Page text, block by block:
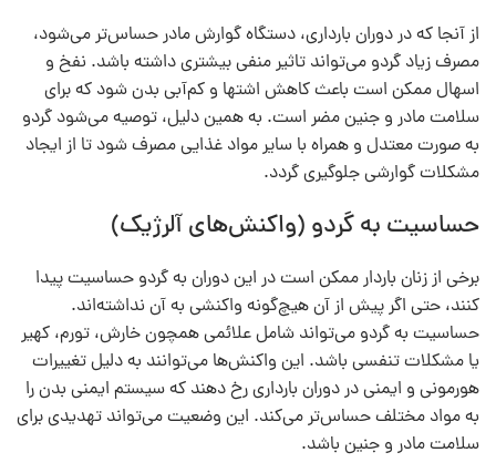
از آنجا که در دوران بارداری، دستگاه گوارش مادر حساس‌تر می‌شود،
مصرف زیاد گردو می‌تواند تاثیر منفی بیشتری داشته باشد. نفخ و
اسهال ممکن است باعث کاهش اشتها و کم‌آبی بدن شود که برای
سلامت مادر و جنین مضر است. به همین دلیل، توصیه می‌شود گردو
به صورت معتدل و همراه با سایر مواد غذایی مصرف شود تا از ایجاد
مشکلات گوارشی جلوگیری گردد.
حساسیت به گردو (واکنش‌های آلرژیک)
برخی از زنان باردار ممکن است در این دوران به گردو حساسیت پیدا
کنند، حتی اگر پیش از آن هیچ‌گونه واکنشی به آن نداشته‌اند.
حساسیت به گردو می‌تواند شامل علائمی همچون خارش، تورم، کهیر
یا مشکلات تنفسی باشد. این واکنش‌ها می‌توانند به دلیل تغییرات
هورمونی و ایمنی در دوران بارداری رخ دهند که سیستم ایمنی بدن را
به مواد مختلف حساس‌تر می‌کند. این وضعیت می‌تواند تهدیدی برای
سلامت مادر و جنین باشد.